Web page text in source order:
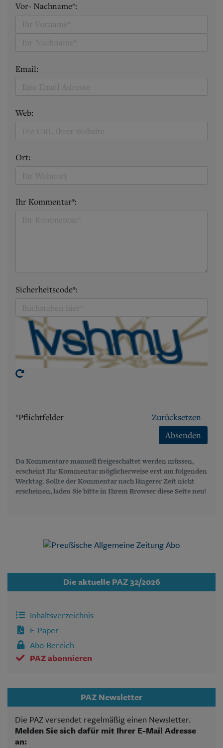
Vor- Nachname*:
Email:
Web:
Ort:
Ihr Kommentar*:
Sicherheitscode*:
*Pflichtfelder
Zurücksetzen
Absenden
Da Kommentare manuell freigeschaltet werden müssen,
erscheint Ihr Kommentar möglicherweise erst am folgenden
Werktag. Sollte der Kommentar nach längerer Zeit nicht
erscheinen, laden Sie bitte in Ihrem Browser diese Seite neu!
Die aktuelle PAZ 32/2026
Inhaltsverzeichnis
E-Paper
Abo Bereich
PAZ abonnieren
PAZ Newsletter
Die PAZ versendet regelmäßig einen Newsletter.
Melden Sie sich dafür mit Ihrer E-Mail Adresse
an: